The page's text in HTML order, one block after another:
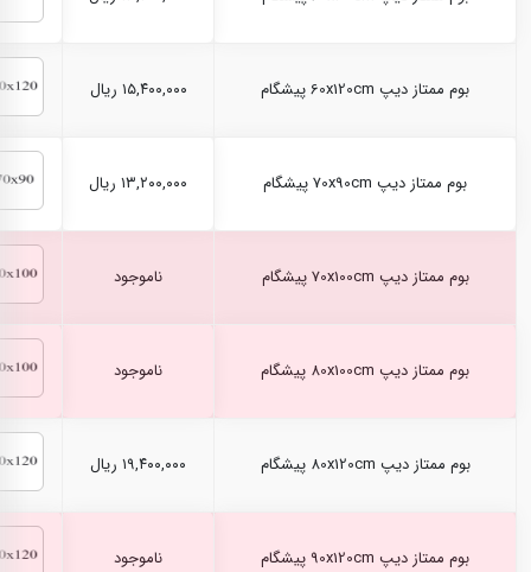
بوم ممتاز دیپ 60x120cm پیشگام ۱۵,۴۰۰,۰۰۰ ریال
بوم ممتاز دیپ 70x90cm پیشگام ۱۳,۲۰۰,۰۰۰ ریال
بوم ممتاز دیپ 70x100cm پیشگام ناموجود
بوم ممتاز دیپ 80x100cm پیشگام ناموجود
بوم ممتاز دیپ 80x120cm پیشگام ۱۹,۴۰۰,۰۰۰ ریال
بوم ممتاز دیپ 90x120cm پیشگام ناموجود